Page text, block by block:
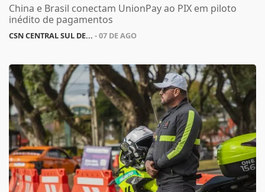
China e Brasil conectam UnionPay ao PIX em piloto
inédito de pagamentos
CSN CENTRAL SUL DE... - 07 DE AGO